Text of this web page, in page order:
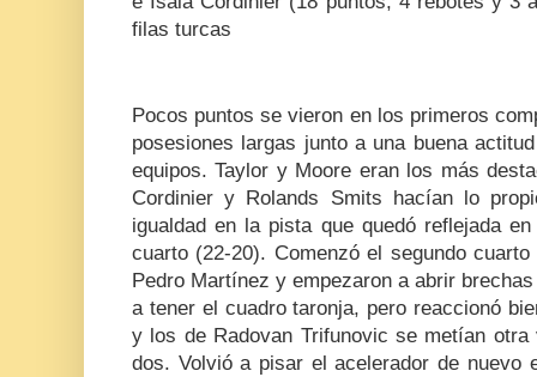
filas turcas
Pocos puntos se vieron en los primeros
posesiones largas junto a una buena
equipos. Taylor y Moore eran los más
Cordinier y Rolands Smits hacían lo
igualdad en la pista que quedó reflejada
cuarto (22-20). Comenzó el segundo
Pedro Martínez y empezaron a abrir
a tener el cuadro taronja, pero reaccionó
y los de Radovan Trifunovic se metían
dos. Volvió a pisar el acelerador de nuevo